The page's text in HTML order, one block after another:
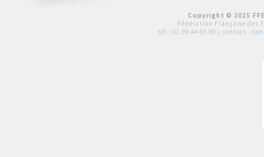
Copyright © 2015
Fédération Française des
tél : 01 39 44 65 80 | contact :